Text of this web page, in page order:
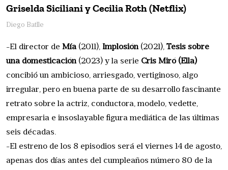
Griselda Siciliani y Cecilia Roth (Netflix)
Diego Batlle
-El director de Mía(2011), Implosión(2021), Tesis sobre
una domesticación(2023) y la serie Cris Miró (Ella)
concibió un ambicioso, arriesgado, vertiginoso, algo
irregular, pero en buena parte de su desarrollo fascinante
retrato sobre la actriz, conductora, modelo, vedette,
empresaria e insoslayable figura mediática de las últimas
seis décadas.
-El estreno de los 8 episodios será el viernes 14 de agosto,
apenas dos días antes del cumpleaños número 80 de la